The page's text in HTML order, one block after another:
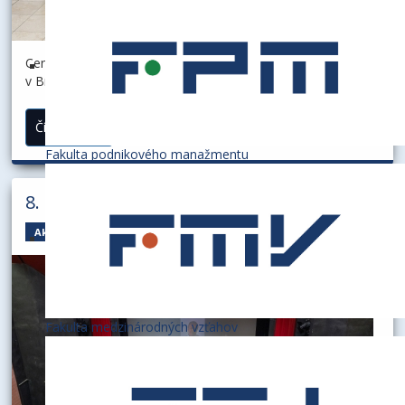
Fakulta podnikového manažmentu
Fakulta medzinárodných vzťahov
Centrum medzinárodných vzťahov Ekonomickej univerzity
v Bratislave zorganizovalo v termíne 20. – 24. júla 2026 4.
edíciu letnej školy, tentoraz zameranú výhradne na
manažment ľudských [ ... ]
Čítať ďalej...
8. ročník PLUS ukončený
Aktuality